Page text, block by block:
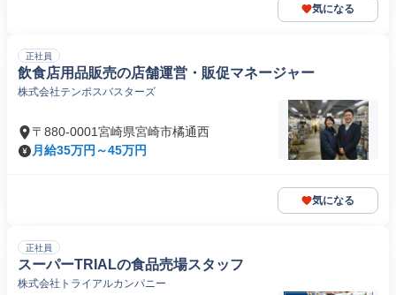
気になる
正社員
飲食店用品販売の店舗運営・販促マネージャー
株式会社テンポスバスターズ
〒880-0001宮崎県宮崎市橘通西
月給35万円～45万円
気になる
正社員
スーパーTRIALの食品売場スタッフ
株式会社トライアルカンパニー